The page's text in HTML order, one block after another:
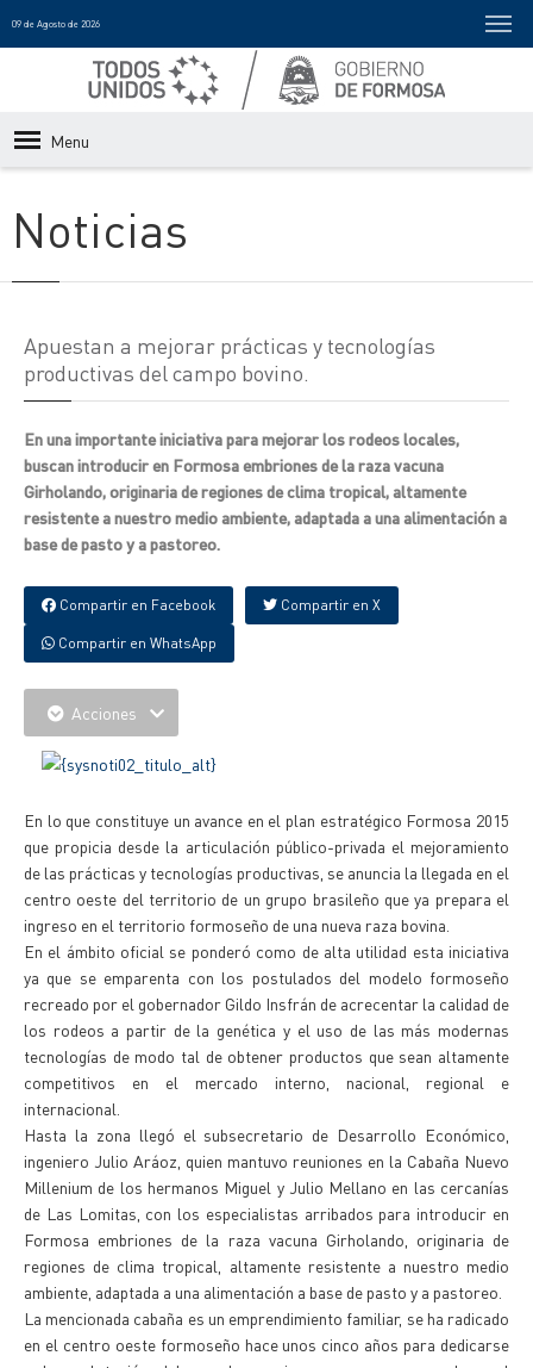
09 de Agosto de 2026
Menu
Noticias
Apuestan a mejorar prácticas y tecnologías
productivas del campo bovino.
En una importante iniciativa para mejorar los rodeos locales,
buscan introducir en Formosa embriones de la raza vacuna
Girholando, originaria de regiones de clima tropical, altamente
resistente a nuestro medio ambiente, adaptada a una alimentación a
base de pasto y a pastoreo.
Compartir en Facebook Compartir en X
Compartir en WhatsApp
Acciones
En lo que constituye un avance en el plan estratégico Formosa 2015
que propicia desde la articulación público-privada el mejoramiento
de las prácticas y tecnologías productivas, se anuncia la llegada en el
centro oeste del territorio de un grupo brasileño que ya prepara el
ingreso en el territorio formoseño de una nueva raza bovina.
En el ámbito oficial se ponderó como de alta utilidad esta iniciativa
ya que se emparenta con los postulados del modelo formoseño
recreado por el gobernador Gildo Insfrán de acrecentar la calidad de
los rodeos a partir de la genética y el uso de las más modernas
tecnologías de modo tal de obtener productos que sean altamente
competitivos en el mercado interno, nacional, regional e
internacional.
Hasta la zona llegó el subsecretario de Desarrollo Económico,
ingeniero Julio Aráoz, quien mantuvo reuniones en la Cabaña Nuevo
Millenium de los hermanos Miguel y Julio Mellano en las cercanías
de Las Lomitas, con los especialistas arribados para introducir en
Formosa embriones de la raza vacuna Girholando, originaria de
regiones de clima tropical, altamente resistente a nuestro medio
ambiente, adaptada a una alimentación a base de pasto y a pastoreo.
La mencionada cabaña es un emprendimiento familiar, se ha radicado
en el centro oeste formoseño hace unos cinco años para dedicarse